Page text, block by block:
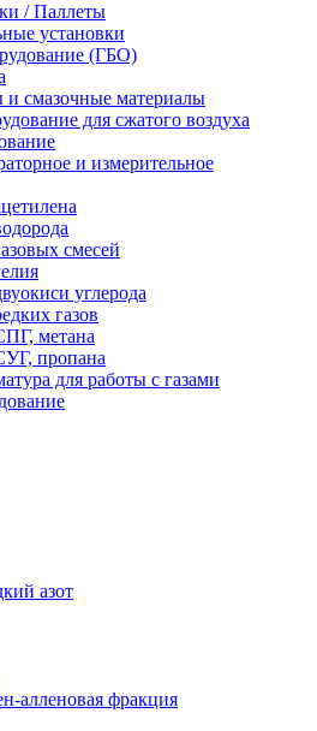
/ Паллеты
установки
(ГБО)
и смазочные материалы
для сжатого воздуха
и измерительное
смесей
углерода
газов
метана
пропана
для работы с газами
азот
алленовая фракция